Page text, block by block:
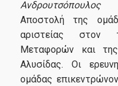
Ανδρουτσόπουλος
Αποστολή της
αριστείας στον
Μεταφορών και της
Αλυσίδας. Οι
ομάδας